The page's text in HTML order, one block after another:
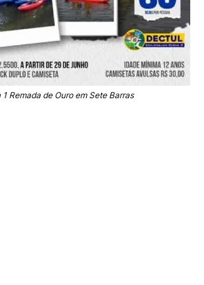
1 Remada de Ouro em Sete Barras